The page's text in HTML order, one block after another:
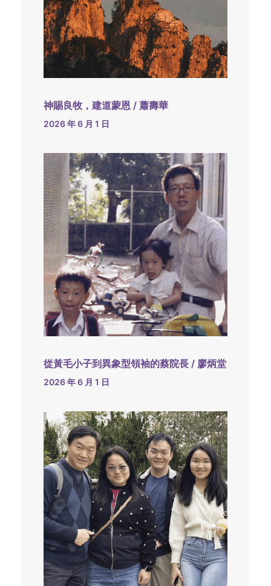
神賜良牧，建道蒙恩 / 蕭壽華
2026 年 6 月 1 日
從黃毛小子到異象型領袖的蔡院長 / 廖炳堂
2026 年 6 月 1 日